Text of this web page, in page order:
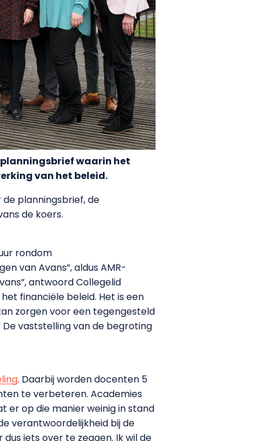
planningsbrief waarin het
van het beleid.
planningsbrief, de
de koers.
rondom
van Avans”, aldus AMR-
antwoord Collegelid
financiële beleid. Het is een
zorgen voor een tegengesteld
vaststelling van de begroting
. Daarbij worden docenten 5
te verbeteren. Academies
er op die manier weinig in stand
verantwoordelijkheid bij de
iets over te zeggen. Ik wil de